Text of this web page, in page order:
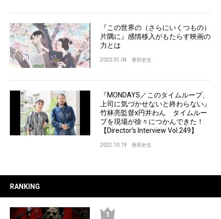
『この世界の（さらにいくつもの）
片隅に』感情移入がもたらす映画の
力とは
2020.01.04 香田史生
『MONDAYS／このタイムループ、
上司に気づかせないと終わらない』
竹林亮監督x円井わん タイムルー
プを現場が徐々につかんできた！
【Director’s Interview Vol.249】
2022.10.19 香田史生
RANKING